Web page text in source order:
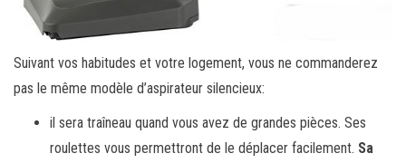
Suivant vos habitudes et votre logement, vous ne commanderez
pas le même modèle d’aspirateur silencieux:
il sera traîneau quand vous avez de grandes pièces. Ses
roulettes vous permettront de le déplacer facilement. Sa